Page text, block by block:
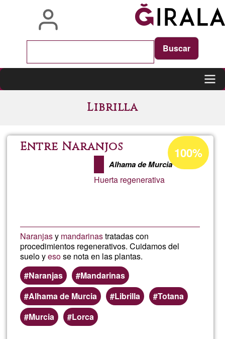
Librilla
Entre Naranjos
Alhama de Murcia
Huerta regenerativa
Naranjasy mandarinastratadas con
procedimientos regenerativos. Cuidamos del
suelo yesose nota en las plantas.
Naranjas
Mandarinas
Alhama de Murcia
Librilla
Totana
Murcia
Lorca
Acceptance
percentage
of
100%